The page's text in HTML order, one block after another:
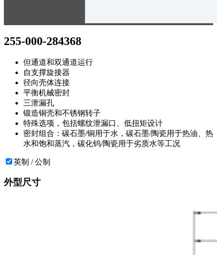
255-000-284368
但通道和双通道运行
自支撑旋接器
径向壳体连接
平衡机械密封
三泄漏孔
锻造铜壳和不锈钢转子
特殊选项，包括螺纹泄漏口、低扭矩设计
密封组合：碳石墨/铜用于水，碳石墨/陶瓷用于热油、热
水和饱和蒸汽，碳化钨/陶瓷用于劣质水等工况
英制 / 公制
外型尺寸